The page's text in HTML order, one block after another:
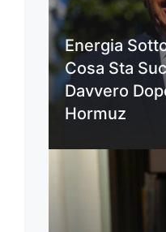
Energia
Cosa Sta
Davvero
Hormuz